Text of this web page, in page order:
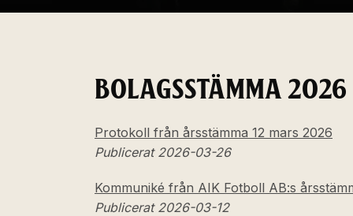
BOLAGSSTÄMMA 2026
Protokoll från årsstämma 12 mars 2026
Publicerat 2026-03-26
Kommuniké från AIK Fotboll AB:s
Publicerat 2026-03-12